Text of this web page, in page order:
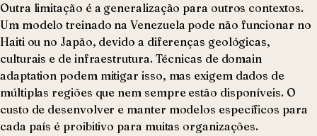
Outra limitação é a generalização para outros contextos.
Um modelo treinado na Venezuela pode não funcionar no
Haiti ou no Japão, devido a diferenças geológicas,
culturais e de infraestrutura. Técnicas de domain
adaptation podem mitigar isso, mas exigem dados de
múltiplas regiões que nem sempre estão disponíveis. O
custo de desenvolver e manter modelos específicos para
cada país é proibitivo para muitas organizações.